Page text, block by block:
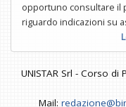
opportuno consultare il
riguardo indicazioni su
UNISTAR Srl - Corso
Mail: